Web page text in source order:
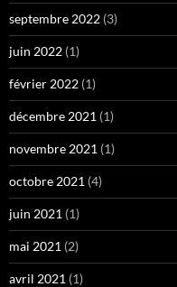
septembre 2022 (3)
juin 2022 (1)
février 2022 (1)
décembre 2021 (1)
novembre 2021 (1)
octobre 2021 (4)
juin 2021 (1)
mai 2021 (2)
avril 2021 (1)